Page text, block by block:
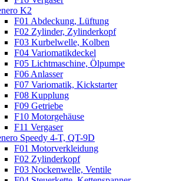
K2
F01 Abdeckung, Lüftung
F02 Zylinder, Zylinderkopf
F03 Kurbelwelle, Kolben
F04 Variomatikdeckel
F05 Lichtmaschine, Ölpumpe
F06 Anlasser
F07 Variomatik, Kickstarter
F08 Kupplung
F09 Getriebe
F10 Motorgehäuse
F11 Vergaser
Speedy 4-T, QT-9D
F01 Motorverkleidung
F02 Zylinderkopf
F03 Nockenwelle, Ventile